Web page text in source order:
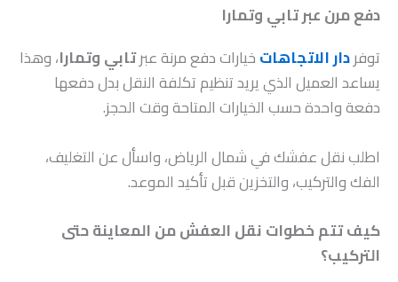
دفع مرن عبر تابي وتمارا
توفردار الاتجاهاتخيارات دفع مرنة عبرتابي وتمارا، وهذا
يساعد العميل الذي يريد تنظيم تكلفة النقل بدل دفعها
دفعة واحدة حسب الخيارات المتاحة وقت الحجز.
اطلب نقل عفشك في شمال الرياض، واسأل عن التغليف،
الفك والتركيب، والتخزين قبل تأكيد الموعد.
كيف تتم خطوات نقل العفش من المعاينة حتى
التركيب؟